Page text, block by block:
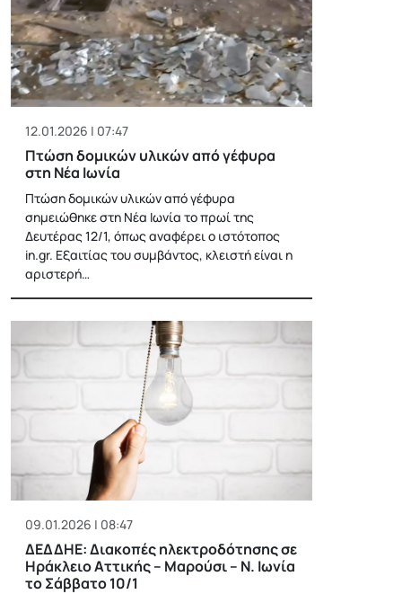
12.01.2026 | 07:47
Πτώση δομικών υλικών από γέφυρα
στη Νέα Ιωνία
Πτώση δομικών υλικών από γέφυρα
σημειώθηκε στη Νέα Ιωνία το πρωί της
Δευτέρας 12/1, όπως αναφέρει ο ιστότοπος
in.gr. Εξαιτίας του συμβάντος, κλειστή είναι η
αριστερή…
09.01.2026 | 08:47
ΔΕΔΔΗΕ: Διακοπές ηλεκτροδότησης σε
Ηράκλειο Αττικής – Μαρούσι – Ν. Ιωνία
το Σάββατο 10/1